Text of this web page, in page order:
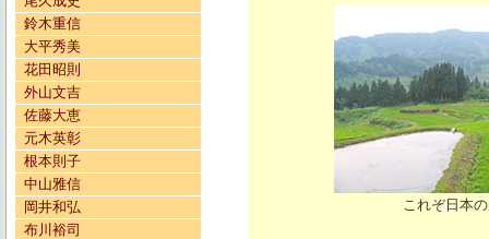
鈴木重信
大平秀美
花田昭則
外山文吉
佐藤大恵
元木英彰
根本則子
中山雅信
岡井和弘
布川裕司
これぞ日本